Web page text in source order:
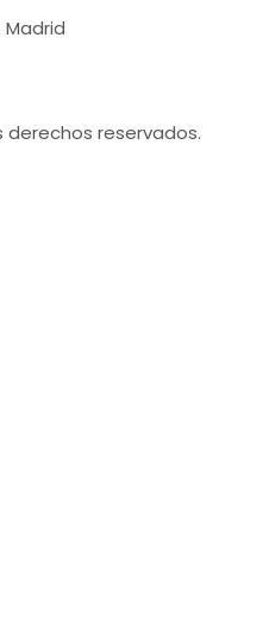
Madrid
derechos reservados.